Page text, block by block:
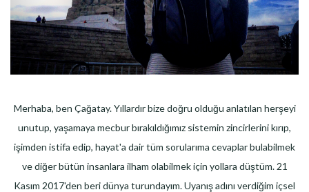
Merhaba, ben Çağatay. Yıllardır bize doğru olduğu anlatılan herşeyi
unutup, yaşamaya mecbur bırakıldığımız sistemin zincirlerini kırıp,
işimden istifa edip, hayat'a dair tüm sorularıma cevaplar bulabilmek
ve diğer bütün insanlara ilham olabilmek için yollara düştüm. 21
Kasım 2017'den beri dünya turundayım. Uyanış adını verdiğim içsel